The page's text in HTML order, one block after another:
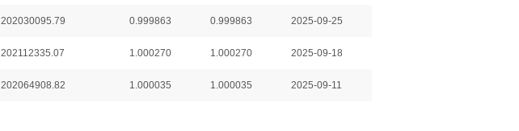
202030095.79 0.999863 0.999863 2025-09-25
202112335.07 1.000270 1.000270 2025-09-18
202064908.82 1.000035 1.000035 2025-09-11